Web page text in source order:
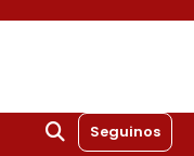
Seguinos